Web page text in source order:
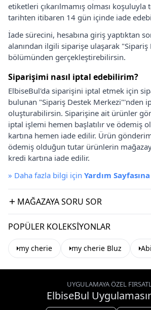
etiketleri çıkarılmamış olması koşuluyla
tarihten itibaren 14 gün içinde iade
İade sürecini, hesabına giriş yaptıktan
alanından ilgili siparişe ulaşarak "Sipariş
bölümünden gerçekleştirebilirsin.
Siparişimi nasıl iptal edebilirim?
ElbiseBul'da siparişini iptal etmek için
bulunan "Sipariş Destek Merkezi"'nden
oluşturabilirsin. Siparişine ait ürünler
iptal işlemi hemen başlatılır ve ödemiş
kartına hemen iade edilir. Ürün
ödemiş olduğun tutar ürünlerin
kredi kartına iade edilir.
» Daha fazla bilgi için Yardım Sayfasına
MAĞAZAYA SORU SOR
POPÜLER KOLEKSIYONLAR
my cherie my cherie Bluz
UYGULAMAYA ÖZEL
ElbiseBul